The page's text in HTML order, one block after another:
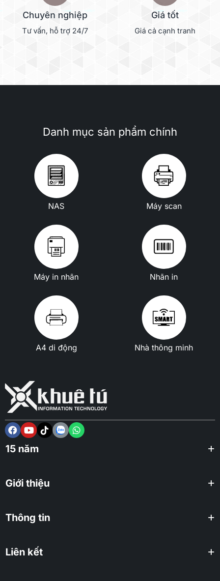
Chuyên nghiệp
Tư vấn, hỗ trợ 24/7
Giá tốt
Giá cả cạnh tranh
Danh mục sản phẩm chính
NAS Máy scan
Máy in nhãn Nhãn in
A4 di động Nhà thông minh
15 năm
Giới thiệu
Thông tin
Liên kết